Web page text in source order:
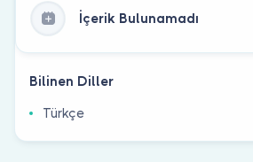
İçerik Bulunamadı
Bilinen Diller
Türkçe